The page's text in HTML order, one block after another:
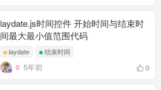
laydate.js时间控件 开始时间与结束时
间最大最小值范围代码
laydate 结束时间
5年前 9